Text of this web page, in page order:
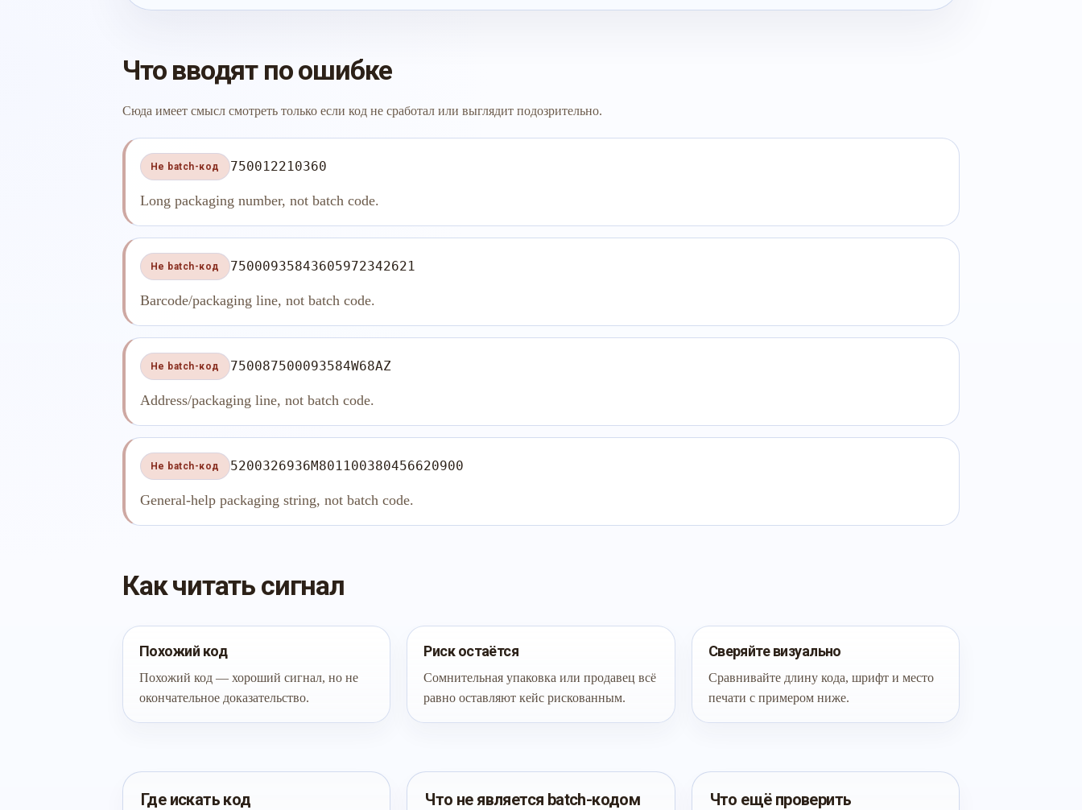
Что вводят по ошибке
Сюда имеет смысл смотреть только если код не сработал или выглядит подозрительно.
Не batch-код 750012210360
Long packaging number, not batch code.
Не batch-код 75000935843605972342621
Barcode/packaging line, not batch code.
Не batch-код 750087500093584W68AZ
Address/packaging line, not batch code.
Не batch-код 5200326936M801100380456620900
General-help packaging string, not batch code.
Как читать сигнал
Похожий код
Похожий код — хороший сигнал, но не
окончательное доказательство.
Риск остаётся
Сомнительная упаковка или продавец всё
равно оставляют кейс рискованным.
Сверяйте визуально
Сравнивайте длину кода, шрифт и место
печати с примером ниже.
Где искать код Что не является batch-кодом Что ещё проверить